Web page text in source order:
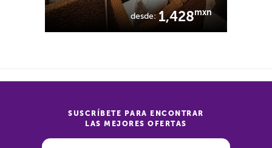
desde:1,428mxn
SUSCRÍBETE PARA ENCONTRAR
LAS MEJORES OFERTAS